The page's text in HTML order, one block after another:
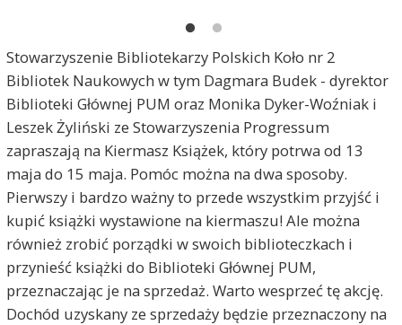
Stowarzyszenie Bibliotekarzy Polskich Koło nr 2
Bibliotek Naukowych w tym Dagmara Budek - dyrektor
Biblioteki Głównej PUM oraz Monika Dyker-Woźniak i
Leszek Żyliński ze Stowarzyszenia Progressum
zapraszają na Kiermasz Książek, który potrwa od 13
maja do 15 maja. Pomóc można na dwa sposoby.
Pierwszy i bardzo ważny to przede wszystkim przyjść i
kupić książki wystawione na kiermaszu! Ale można
również zrobić porządki w swoich biblioteczkach i
przynieść książki do Biblioteki Głównej PUM,
przeznaczając je na sprzedaż. Warto wesprzeć tę akcję.
Dochód uzyskany ze sprzedaży będzie przeznaczony na